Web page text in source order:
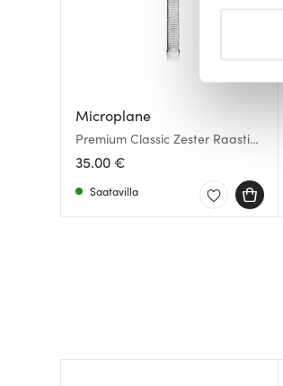
ja
Microplane
Premium Classic Zester Raastin
32 cm Musta
35.00 €
Saatavilla